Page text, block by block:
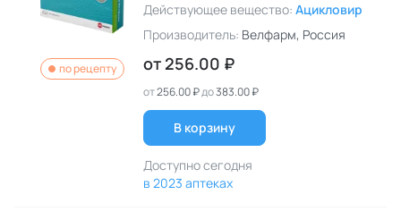
по рецепту
Действующее вещество: Ацикловир
Производитель: Велфарм, Россия
от 256.00 ₽
от256.00 ₽до383.00 ₽
В корзину
Доступно сегодня
в 2023 аптеках